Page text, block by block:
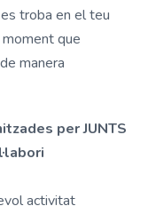
troba en el teu
que
manera
per JUNTS
activitat